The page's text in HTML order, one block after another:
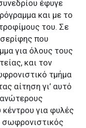
έφυγε
και με το
του. Σε
που
για όλους τους
και τον
τμήμα
αίτηση γι’ αυτό
ανώτερους
για φυλές
σωφρονιστικός